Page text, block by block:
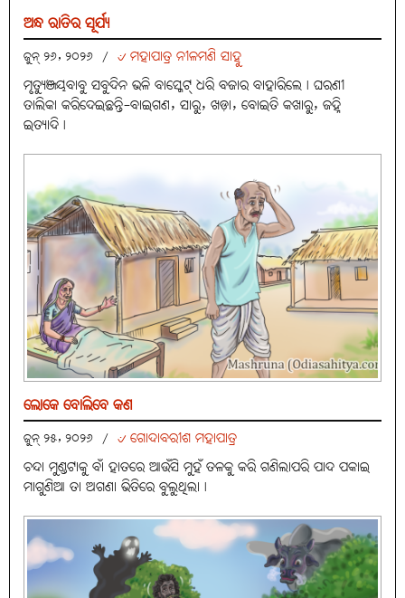
ଅନ୍ଧ ରାତିର ସୂର୍ଯ୍ୟ
ଜୁନ୍ ୨୬, ୨୦୨୬ / ୰ ମହାପାତ୍ର ନୀଳମଣି ସାହୁ
ମୃତ୍ୟୁଞ୍ଜୟବାବୁ ସବୁଦିନ ଭଳି ବାସ୍କେଟ୍ ଧରି ବଜାର ବାହାରିଲେ। ଘରଣୀ
ତାଲିକା କରିଦେଇଛନ୍ତି-ବାଇଗଣ, ସାରୁ, ଖଡ଼ା, ବୋଇତି କଖାରୁ, ଜହ୍ନି
ଇତ୍ୟାଦି।
ଲୋକେ ବୋଲିବେ କଣ
ଜୁନ୍ ୨୫, ୨୦୨୬ / ୰ ଗୋଦାବରୀଶ ମହାପାତ୍ର
ଚନ୍ଦା ମୁଣ୍ଡଟାକୁ ବାଁ ହାତରେ ଆଉଁସି ମୁହଁ ତଳକୁ କରି ଗଣିଲାପରି ପାଦ ପକାଇ
ମାଗୁଣିଆ ତା ଅଗଣା ଭିତିରେ ବୁଲୁଥିଲା।